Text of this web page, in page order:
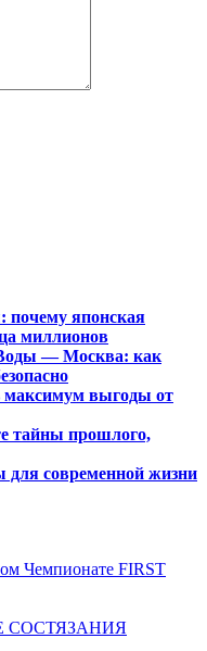
почему японская
миллионов
— Москва: как
максимум выгоды от
тайны прошлого,
современной жизни
Чемпионате FIRST
СОСТЯЗАНИЯ